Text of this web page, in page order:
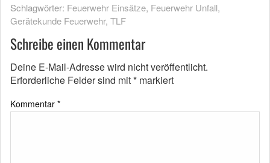
Schlagwörter: Feuerwehr Einsätze, Feuerwehr Unfall,
Gerätekunde Feuerwehr, TLF
Schreibe einen Kommentar
Deine E-Mail-Adresse wird nicht veröffentlicht.
Erforderliche Felder sind mit* markiert
Kommentar *